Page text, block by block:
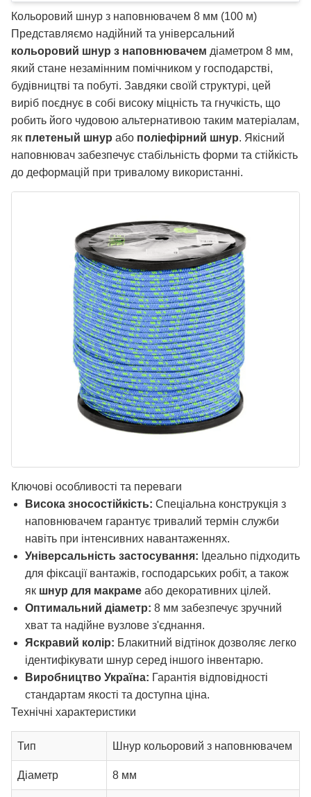
Кольоровий шнур з наповнювачем 8 мм (100 м)
Представляємо надійний та універсальний
кольоровий шнур з наповнювачем діаметром 8 мм,
який стане незамінним помічником у господарстві,
будівництві та побуті. Завдяки своїй структурі, цей
виріб поєднує в собі високу міцність та гнучкість, що
робить його чудовою альтернативою таким матеріалам,
як плетеный шнур або поліефірний шнур. Якісний
наповнювач забезпечує стабільність форми та стійкість
до деформацій при тривалому використанні.
Ключові особливості та переваги
Висока зносостійкість: Спеціальна конструкція з
наповнювачем гарантує тривалий термін служби
навіть при інтенсивних навантаженнях.
Універсальність застосування: Ідеально підходить
для фіксації вантажів, господарських робіт, а також
як шнур для макраме або декоративних цілей.
Оптимальний діаметр: 8 мм забезпечує зручний
хват та надійне вузлове з'єднання.
Яскравий колір: Блакитний відтінок дозволяє легко
ідентифікувати шнур серед іншого інвентарю.
Виробництво Україна: Гарантія відповідності
стандартам якості та доступна ціна.
Технічні характеристики
Тип Шнур кольоровий з наповнювачем
Діаметр 8 мм